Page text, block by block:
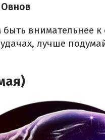
внимательнее
лучше